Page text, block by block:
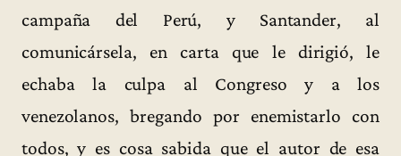
campaña del Perú, y Santander, al
comunicársela, en carta que le dirigió, le
echaba la culpa al Congreso y a los
venezolanos, bregando por enemistarlo con
todos, y es cosa sabida que el autor de esa